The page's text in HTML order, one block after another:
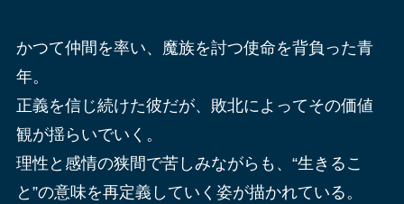
かつて仲間を率い、魔族を討つ使命を背負った青
年。
正義を信じ続けた彼だが、敗北によってその価値
観が揺らいでいく。
理性と感情の狭間で苦しみながらも、“生きるこ
と”の意味を再定義していく姿が描かれている。